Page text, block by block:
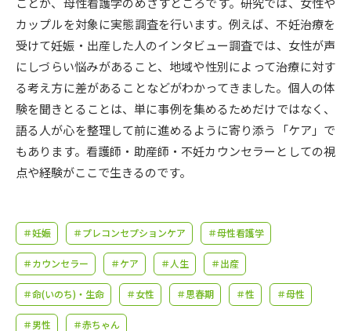
併願校選び 受験スケジュールを立てよう
先輩が入学を決めた理由 テレメール全国一斉進学調査
新生活お役立ちガイド
大学で学びたい学問発見
学問のミニ講義「夢ナビ講義」 学問分野解説
カップルを対象に実態調査を行います。例えば、不妊治療を
受けて妊娠・出産した人のインタビュー調査では、女性が声
にしづらい悩みがあること、地域や性別によって治療に対す
る考え方に差があることなどがわかってきました。個人の体
験を聞きとることは、単に事例を集めるためだけではなく、
語る人が心を整理して前に進めるように寄り添う「ケア」で
もあります。看護師・助産師・不妊カウンセラーとしての視
点や経験がここで生きるのです。
＃妊娠 ＃プレコンセプションケア ＃母性看護学
＃カウンセラー ＃ケア ＃人生 ＃出産
＃命(いのち)・生命 ＃女性 ＃思春期 ＃性 ＃母性
＃男性 ＃赤ちゃん